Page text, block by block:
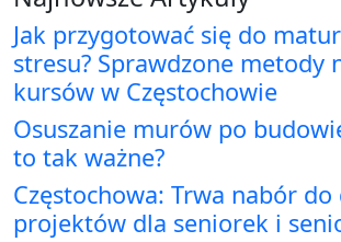
Jak przygotować się do
stresu? Sprawdzone metody
kursów w Częstochowie
Osuszanie murów po
to tak ważne?
Częstochowa: Trwa nabór do
projektów dla seniorek i